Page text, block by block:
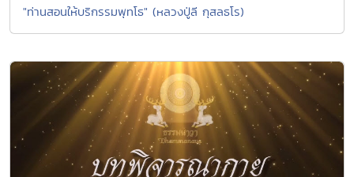
"ท่านสอนให้บริกรรมพุทโธ" (หลวงปู่ลี กุสลธโร)